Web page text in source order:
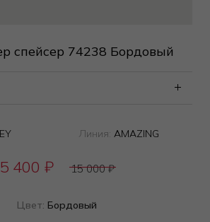
спейсер 74238 Бордовый
Линия: AMAZING
5 400 ₽ 15 000₽
Цвет: Бордовый